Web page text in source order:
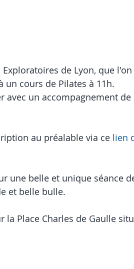
de Lyon, que
un cours de Pilates à 11h.
avec un accompagnement de
au préalable via ce lien
une belle et unique séance
et belle bulle.
la Place Charles de Gaulle